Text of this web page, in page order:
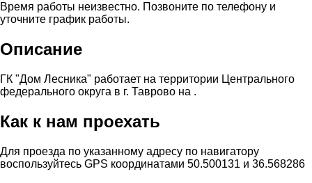
Время работы неизвестно. Позвоните по телефону и
уточните график работы.
Описание
ГК "Дом Лесника" работает на территории Центрального
федерального округа в г. Таврово на .
Как к нам проехать
Для проезда по указанному адресу по навигатору
воспользуйтесь GPS координатами 50.500131 и 36.568286